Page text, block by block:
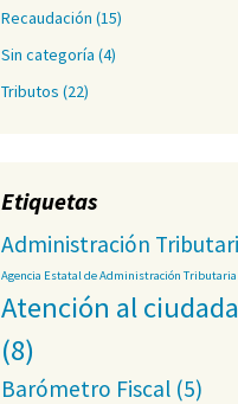
Recaudación (15)
Sin categoría (4)
Tributos (22)
Etiquetas
Administración
Agencia Estatal de Administración Tributaria
Atención al
(8)
Barómetro Fiscal (5)